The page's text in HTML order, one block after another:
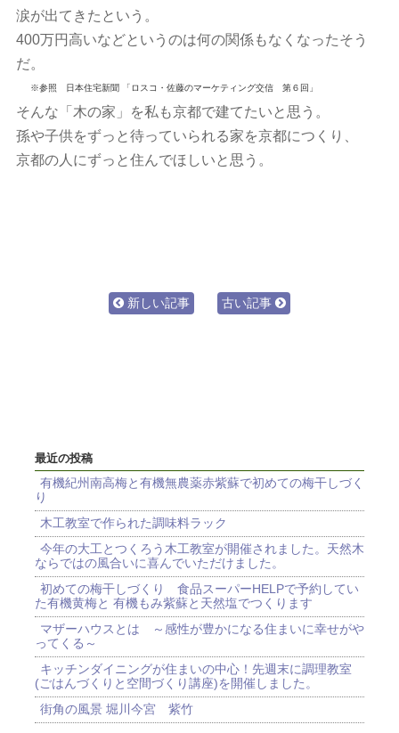
涙が出てきたという。
400万円高いなどというのは何の関係もなくなったそう
だ。
※参照 日本住宅新聞 「ロスコ・佐藤のマーケティング交信 第６回」
そんな「木の家」を私も京都で建てたいと思う。
孫や子供をずっと待っていられる家を京都につくり、
京都の人にずっと住んでほしいと思う。
新しい記事 古い記事
最近の投稿
有機紀州南高梅と有機無農薬赤紫蘇で初めての梅干しづく
り
木工教室で作られた調味料ラック
今年の大工とつくろう木工教室が開催されました。天然木
ならではの風合いに喜んでいただけました。
初めての梅干しづくり 食品スーパーHELPで予約してい
た有機黄梅と 有機もみ紫蘇と天然塩でつくります
マザーハウスとは ～感性が豊かになる住まいに幸せがや
ってくる～
キッチンダイニングが住まいの中心！先週末に調理教室
(ごはんづくりと空間づくり講座)を開催しました。
街角の風景 堀川今宮 紫竹